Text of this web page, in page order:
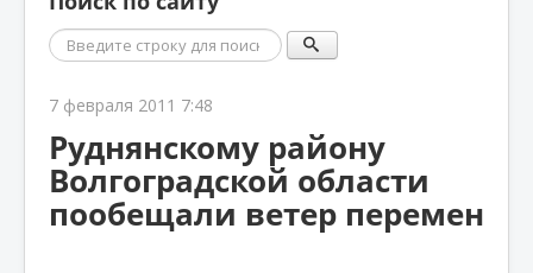
Поиск
7 февраля 2011 7:48
Руднянскому району
Волгоградской области
пообещали ветер перемен